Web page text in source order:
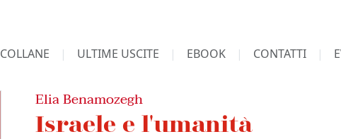
COLLANE ULTIME USCITE EBOOK CONTATTI
Elia Benamozegh
Israele e l'umanità